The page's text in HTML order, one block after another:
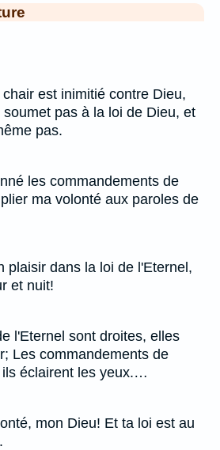
est inimitié contre Dieu,
pas à la loi de Dieu, et
pas.
les commandements de
ma volonté aux paroles de
plaisir dans la loi de l'Eternel,
et nuit!
l'Eternel sont droites, elles
Les commandements de
éclairent les yeux.…
mon Dieu! Et ta loi est au